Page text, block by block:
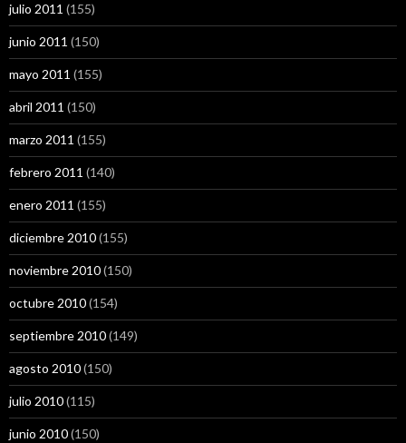
julio 2011 (155)
junio 2011 (150)
mayo 2011 (155)
abril 2011 (150)
marzo 2011 (155)
febrero 2011 (140)
enero 2011 (155)
diciembre 2010(155)
noviembre 2010(150)
octubre 2010(154)
septiembre 2010(149)
agosto 2010(150)
julio 2010(115)
junio 2010(150)